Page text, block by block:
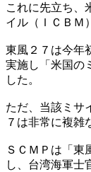
これに先立ち、
イル（ＩＣＢＭ
東風２７は今年
実施し「米国の
した。
ただ、当該ミサ
７は非常に複雑
ＳＣＭＰは「東
し、台湾海軍士